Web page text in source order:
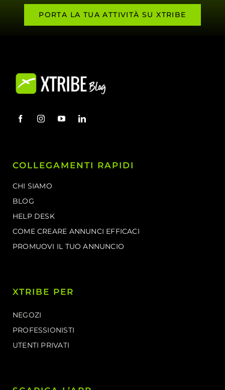
PORTA LA TUA ATTIVITÀ SU XTRIBE
COLLEGAMENTI RAPIDI
CHI SIAMO
BLOG
HELP DESK
COME CREARE ANNUNCI EFFICACI
PROMUOVI IL TUO ANNUNCIO
XTRIBE PER
NEGOZI
PROFESSIONISTI
UTENTI PRIVATI